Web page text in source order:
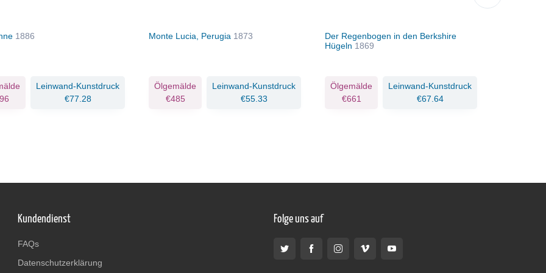
1886
Leinwand-Kunstdruck
€77.28
Monte Lucia, Perugia 1873
Ölgemälde
€485
Leinwand-Kunstdruck
€55.33
Der Regenbogen in den Berkshire
Hügeln 1869
Ölgemälde
€661
Leinwand-Kunstdruck
€67.64
Kundendienst
FAQs
Datenschutzerklärung
Folge uns auf